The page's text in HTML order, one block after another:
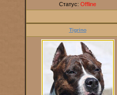
Статус: Offline
Tigrino